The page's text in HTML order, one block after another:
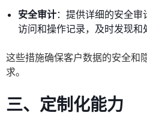
安全审计：提供详细的安全
访问和操作记录，及时发现和
这些措施确保客户数据的安全和
求。
三、定制化能力